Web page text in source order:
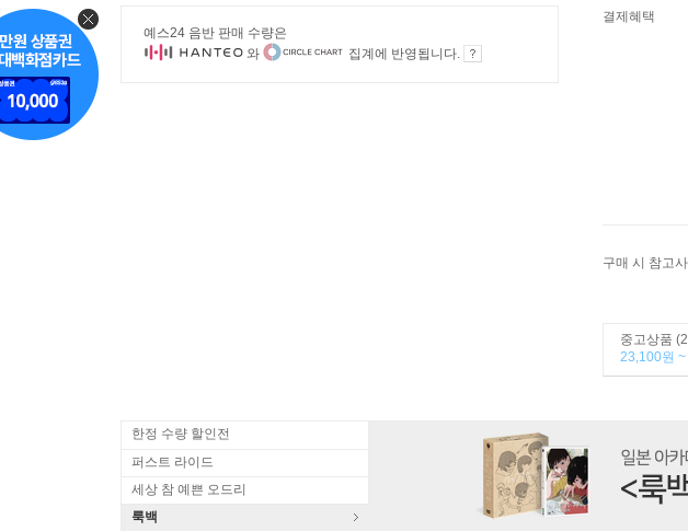
예스24 음반 판매 수량은
와
집계에 반영됩니다.
결제혜택
구매 시 참고
중고상품
23,100원 ~
한정 수량 할인전
퍼스트 라이드
세상 참 예쁜 오드리
룩백